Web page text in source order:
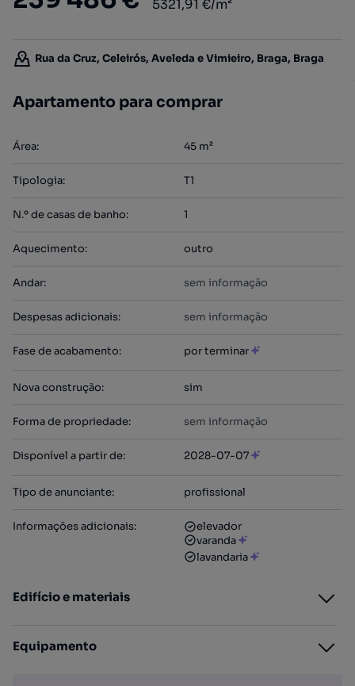
5321,91 €/m²
Rua da Cruz, Celeirós, Aveleda e Vimieiro, Braga, Braga
Apartamento para comprar
Área: 45 m²
Tipologia: T1
N.º de casas de banho: 1
Aquecimento: outro
Andar: sem informação
Despesas adicionais: sem informação
Fase de acabamento: por terminar
Nova construção: sim
Forma de propriedade: sem informação
Disponível a partir de: 2028-07-07
Tipo de anunciante: profissional
Informações adicionais:
elevador
varanda
lavandaria
Edifício e materiais
Equipamento